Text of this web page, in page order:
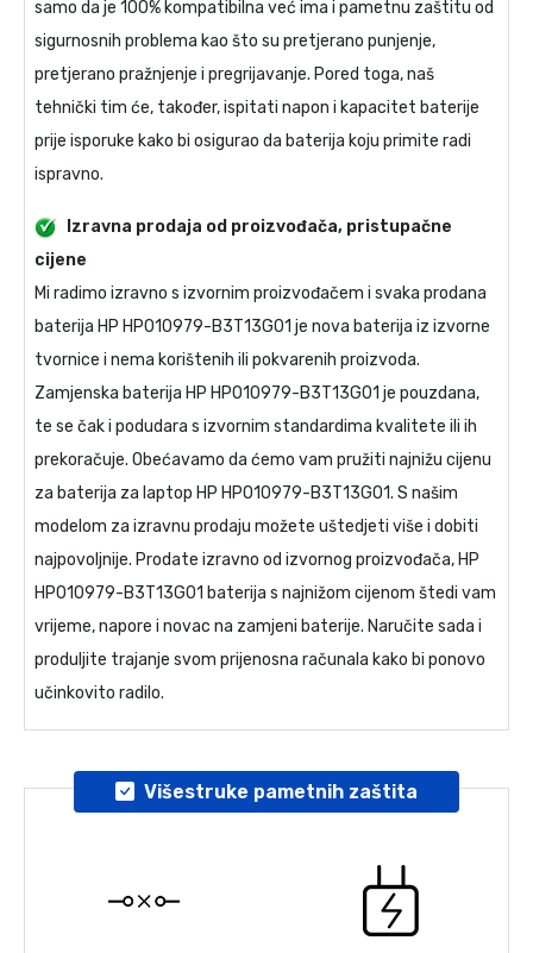
samo da je 100% kompatibilna već ima i pametnu zaštitu od
sigurnosnih problema kao što su pretjerano punjenje,
pretjerano pražnjenje i pregrijavanje. Pored toga, naš
tehnički tim će, također, ispitati napon i kapacitet baterije
prije isporuke kako bi osigurao da baterija koju primite radi
ispravno.
Izravna prodaja od proizvođača, pristupačne
cijene
Mi radimo izravno s izvornim proizvođačem i svaka prodana
baterija HP HP010979-B3T13G01 je nova baterija iz izvorne
tvornice i nema korištenih ili pokvarenih proizvoda.
Zamjenska baterija HP HP010979-B3T13G01 je pouzdana,
te se čak i podudara s izvornim standardima kvalitete ili ih
prekoračuje. Obećavamo da ćemo vam pružiti najnižu cijenu
za baterija za laptop HP HP010979-B3T13G01. S našim
modelom za izravnu prodaju možete uštedjeti više i dobiti
najpovoljnije. Prodate izravno od izvornog proizvođača, HP
HP010979-B3T13G01 baterija s najnižom cijenom štedi vam
vrijeme, napore i novac na zamjeni baterije. Naručite sada i
produljite trajanje svom prijenosna računala kako bi ponovo
učinkovito radilo.
Višestruke pametnih zaštita